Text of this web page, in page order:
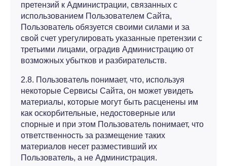
претензий к Администрации, связанных с
использованием Пользователем Сайта,
Пользователь обязуется своими силами и за
свой счет урегулировать указанные претензии с
третьими лицами, оградив Администрацию от
возможных убытков и разбирательств.
2.8. Пользователь понимает, что, используя
некоторые Сервисы Сайта, он может увидеть
материалы, которые могут быть расценены им
как оскорбительные, недостоверные или
спорные и при этом Пользователь понимает, что
ответственность за размещение таких
материалов несет разместивший их
Пользователь, а не Администрация.